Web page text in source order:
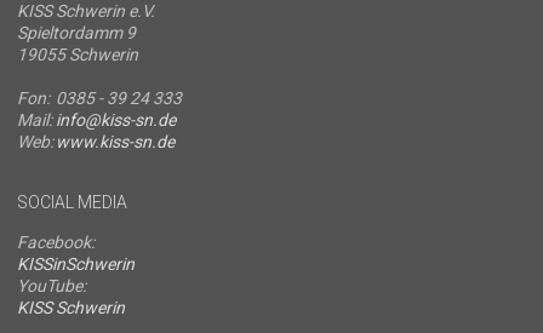
KISS Schwerin e.V.
Spieltordamm 9
19055 Schwerin
Fon: 0385 - 39 24 333
Mail: info@kiss-sn.de
Web: www.kiss-sn.de
SOCIAL MEDIA
Facebook:
KISSinSchwerin
YouTube:
KISS Schwerin